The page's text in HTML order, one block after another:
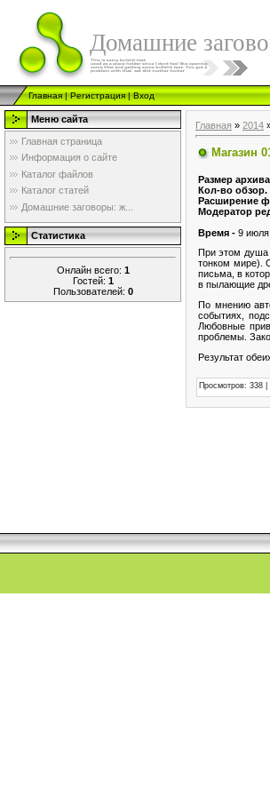
Домашние
Главная|Регистрация|Вход
Меню сайта
Главная страница
Информация о сайте
Каталог файлов
Каталог статей
Домашние заговоры: ж...
Статистика
Онлайн всего: 1
Гостей: 1
Пользователей: 0
Главная » 2014
Магазин
Размер
Кол-во обзор.
Расширение
Модератор
Время - 9 июля
При этом душа
тонком мире).
письма, в
в пылающие
По мнению
событиях,
Любовные
проблемы.
Результат
Просмотров: 338